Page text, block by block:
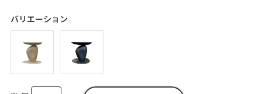
バリエーション